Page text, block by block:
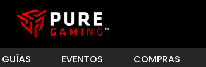
GUÍAS EVENTOS COMPRAS